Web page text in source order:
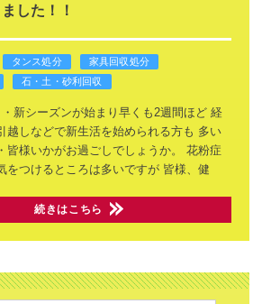
した！！
タンス処分
家具回収処分
石・土・砂利回収
新シーズンが始まり早くも2週間ほど経
越しなどで新生活を始められる方も 多い
皆様いかがお過ごしでしょうか。
花粉症
をつけるところは多いですが皆様、健
続きはこちら